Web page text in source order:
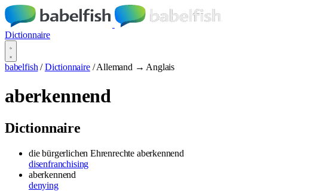
Dictionnaire
babelfish / Dictionnaire / Allemand → Anglais
aberkennend
Dictionnaire
die bürgerlichen Ehrenrechte aberkennend
disenfranchising
aberkennend
denying